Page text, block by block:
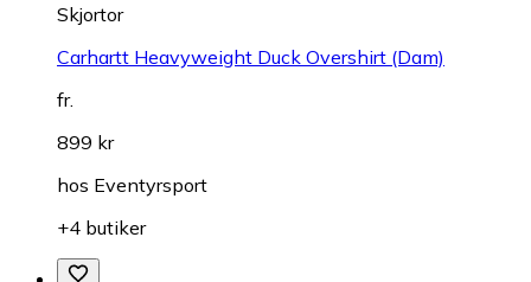
Skjortor
Carhartt Heavyweight Duck Overshirt (Dam)
fr.
899 kr
hos Eventyrsport
+4 butiker